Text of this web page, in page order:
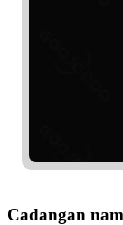
Cadangan